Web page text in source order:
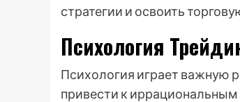
стратегии и освоить
Психология
Психология играет важную
привести к